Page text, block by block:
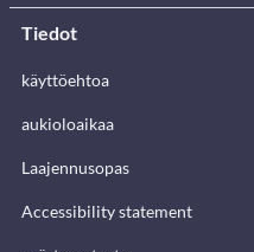
Tiedot
käyttöehtoa
aukioloaikaa
Laajennusopas
Accessibility statement